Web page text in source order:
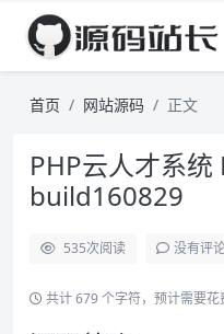
首页 网站源码 正文
PHP云人才系
build160829
535次阅读 没有评
共计 679 个字符，预计需要花